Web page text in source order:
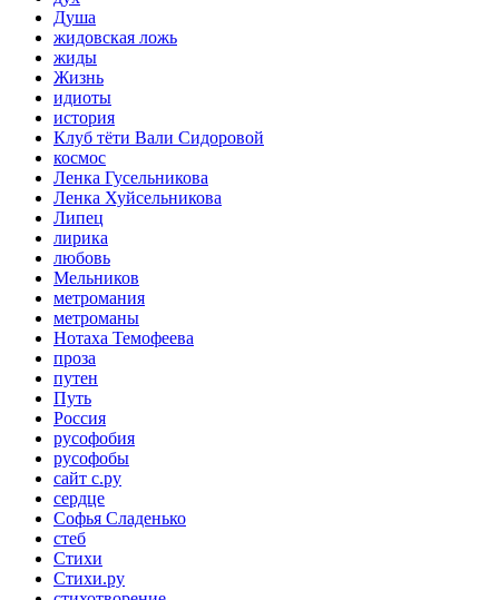
Душа
жидовская ложь
жиды
Жизнь
идиоты
история
Клуб тёти Вали Сидоровой
космос
Ленка Гусельникова
Ленка Хуйсельникова
Липец
лирика
любовь
Мельников
метромания
метроманы
Нотаха Темофеева
проза
путен
Путь
Россия
русофобия
русофобы
сайт с.ру
сердце
Софья Сладенько
стеб
Стихи
Стихи.ру